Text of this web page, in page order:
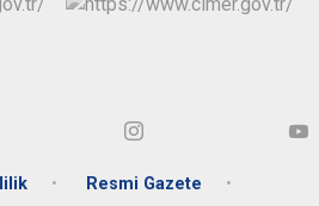
Resmi Gazete